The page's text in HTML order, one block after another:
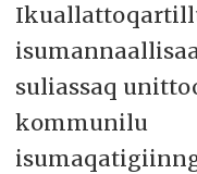
suliassaq
kommunilu